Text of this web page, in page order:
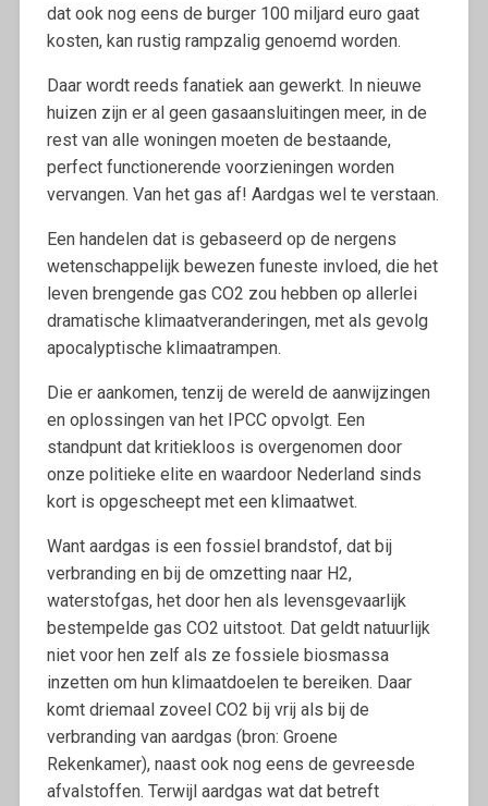
dat ook nog eens de burger 100 miljard euro gaat
kosten, kan rustig rampzalig genoemd worden.
Daar wordt reeds fanatiek aan gewerkt. In nieuwe
huizen zijn er al geen gasaansluitingen meer, in de
rest van alle woningen moeten de bestaande,
perfect functionerende voorzieningen worden
vervangen. Van het gas af! Aardgas wel te verstaan.
Een handelen dat is gebaseerd op de nergens
wetenschappelijk bewezen funeste invloed, die het
leven brengende gas CO2 zou hebben op allerlei
dramatische klimaatveranderingen, met als gevolg
apocalyptische klimaatrampen.
Die er aankomen, tenzij de wereld de aanwijzingen
en oplossingen van het IPCC opvolgt. Een
standpunt dat kritiekloos is overgenomen door
onze politieke elite en waardoor Nederland sinds
kort is opgescheept met een klimaatwet.
Want aardgas is een fossiel brandstof, dat bij
verbranding en bij de omzetting naar H2,
waterstofgas, het door hen als levensgevaarlijk
bestempelde gas CO2 uitstoot. Dat geldt natuurlijk
niet voor hen zelf als ze fossiele biosmassa
inzetten om hun klimaatdoelen te bereiken. Daar
komt driemaal zoveel CO2 bij vrij als bij de
verbranding van aardgas (bron: Groene
Rekenkamer), naast ook nog eens de gevreesde
afvalstoffen. Terwijl aardgas wat dat betreft